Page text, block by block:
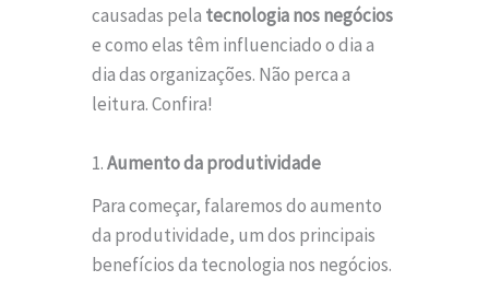
causadas pela tecnologia nos negócios
e como elas têm influenciado o dia a
dia das organizações. Não perca a
leitura. Confira!
1.Aumento da produtividade
Para começar, falaremos do aumento
da produtividade, um dos principais
benefícios da tecnologia nos negócios.